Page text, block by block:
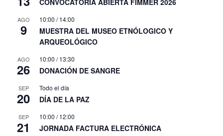
AGO
9
10:00 /14:00
MUESTRA DEL MUSEO ETNÓLOGICO Y
ARQUEOLÓGICO
AGO
26
10:00 /13:30
DONACIÓN DE SANGRE
SEP
20
Todo el día
DÍA DE LA PAZ
SEP
21
10:00 /12:00
JORNADA FACTURA ELECTRÓNICA